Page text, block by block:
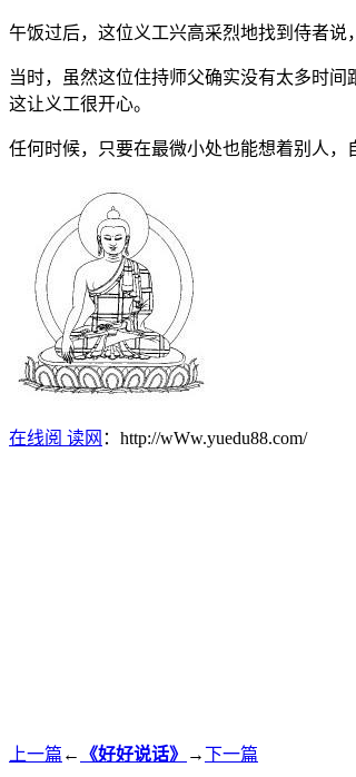
午饭过后，这位义工兴高采烈地找到侍者说
当时，虽然这位住持师父确实没有太多时
这让义工很开心。
任何时候，只要在最微小处也能想着别人，
在线阅 读网 ：http://wWw.yuedu88.com/
上一篇 ← 《好好说话》 →下一篇